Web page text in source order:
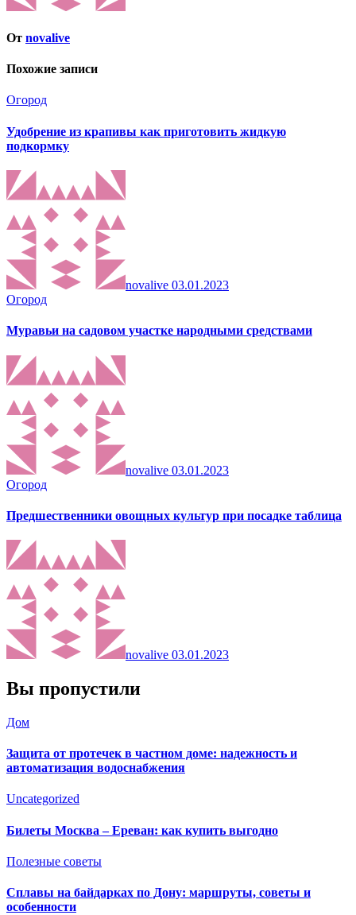
От novalive
Похожие записи
Огород
Удобрение из крапивы как приготовить жидкую
подкормку
novalive 03.01.2023
Огород
Муравьи на садовом участке народными средствами
novalive 03.01.2023
Огород
Предшественники овощных культур при посадке таблица
novalive 03.01.2023
Вы пропустили
Дом
Защита от протечек в частном доме: надежность и
автоматизация водоснабжения
Uncategorized
Билеты Москва – Ереван: как купить выгодно
Полезные советы
Сплавы на байдарках по Дону: маршруты, советы и
особенности